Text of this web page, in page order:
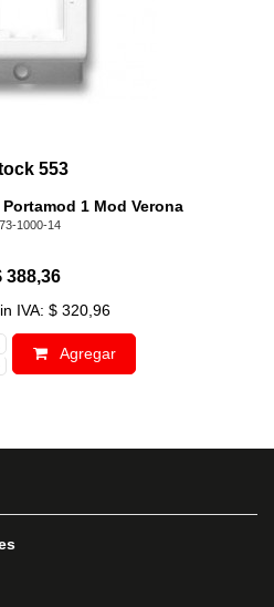
553
1 Mod Verona
1000-14
388,36
IVA: $ 320,96
Agregar